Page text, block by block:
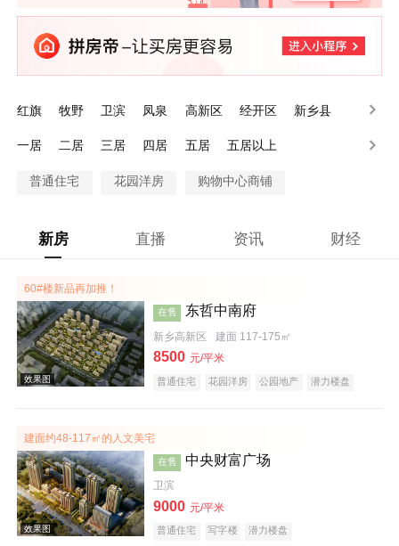
红旗 牧野 卫滨 凤泉 高新区 经开区
新乡县
一居
二居 三居 四居 五居 五居以上
普通住宅 花园洋房 购物中心商铺
新房 直播 资讯 财经
60#楼新品再加推！
在售 东哲中南府
新乡高新区 建面 117-175㎡
8500 元/平米
普通住宅 花园洋房 公园地产
潜力楼盘
建面约48-117㎡的人文美宅
在售 中央财富广场
卫滨
9000 元/平米
普通住宅 写字楼 潜力楼盘